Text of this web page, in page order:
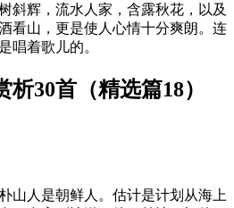
斜辉，流水人家，含露秋花，以及
看山，更是使人心情十分爽朗。连
唱着歌儿的。
30首（精选篇18）
山人是朝鲜人。估计是计划从海上